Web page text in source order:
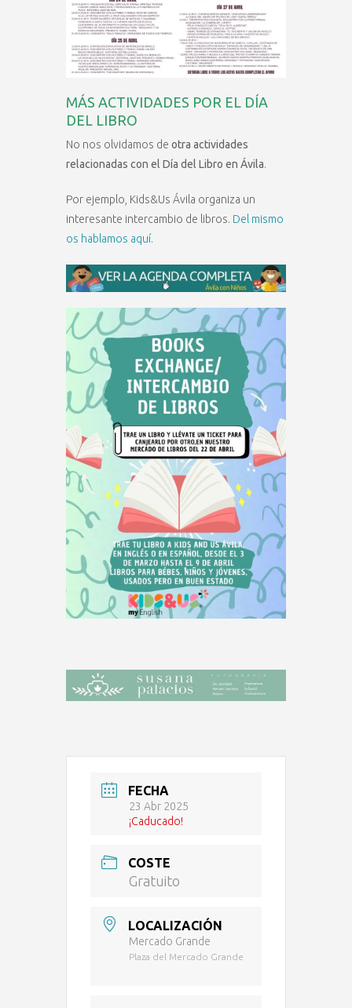
MÁS ACTIVIDADES POR EL DÍA
DEL LIBRO
No nos olvidamos de otra actividades
relacionadas con el Día del Libro en Ávila.
Por ejemplo, Kids&Us Ávila organiza un
interesante intercambio de libros. Del mismo
os hablamos aquí.
FECHA
23 Abr 2025
¡Caducado!
COSTE
Gratuito
LOCALIZACIÓN
Mercado Grande
Plaza del Mercado Grande